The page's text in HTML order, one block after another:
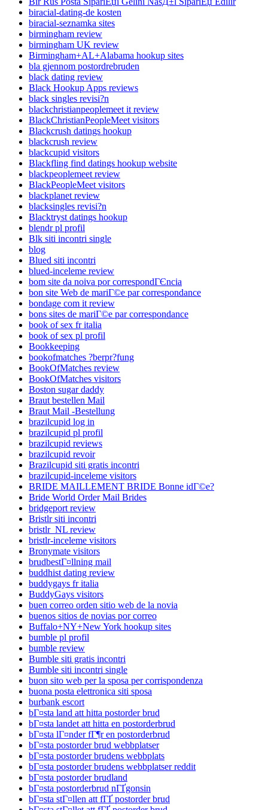
biracial-dating-de kosten
biracial-seznamka sites
birmingham review
birmingham UK review
Birmingham+AL+Alabama hookup sites
bla gjennom postordrebruden
black dating review
Black Hookup Apps reviews
black singles revisi?n
blackchristianpeoplemeet it review
BlackChristianPeopleMeet visitors
Blackcrush datings hookup
blackcrush review
blackcupid visitors
Blackfling find datings hookup website
blackpeoplemeet review
BlackPeopleMeet visitors
blackplanet review
blacksingles revisi?n
Blacktryst datings hookup
blendr pl profil
Blk siti incontri single
blog
Blued siti incontri
blued-inceleme review
bom site da noiva por correspondГЄncia
bon site Web de mariГ©e par correspondance
bondage com it review
bons sites de mariГ©e par correspondance
book of sex fr italia
book of sex pl profil
Bookkeeping
bookofmatches ?berpr?fung
BookOfMatches review
BookOfMatches visitors
Boston sugar daddy
Braut bestellen Mail
Braut Mail -Bestellung
brazilcupid log in
brazilcupid pl profil
brazilcupid reviews
brazilcupid revoir
Brazilcupid siti gratis incontri
brazilcupid-inceleme visitors
BRIDE MAILLEMENT BRIDE Bonne idГ©e?
Bride World Order Mail Brides
bridgeport review
Bristlr siti incontri
bristlr_NL review
bristlr-inceleme visitors
Bronymate visitors
brudbestГ¤llning mail
buddhist dating review
buddygays fr italia
BuddyGays visitors
buen correo orden sitio web de la novia
buenos sitios de novias por correo
Buffalo+NY+New York hookup sites
bumble pl profil
bumble review
Bumble siti gratis incontri
Bumble siti incontri single
buon sito web per la sposa per corrispondenza
buona posta elettronica siti sposa
burbank escort
bГ¤sta land att hitta postorder brud
bГ¤sta landet att hitta en postorderbrud
bГ¤sta lГ¤nder fГ¶r en postorderbrud
bГ¤sta postorder brud webbplatser
bГ¤sta postorder brudens webbplats
bГ¤sta postorder brudens webbplatser reddit
bГ¤sta postorder brudland
bГ¤sta postorderbrud nГҐgonsin
bГ¤sta stГ¤llen att fГҐ postorder brud